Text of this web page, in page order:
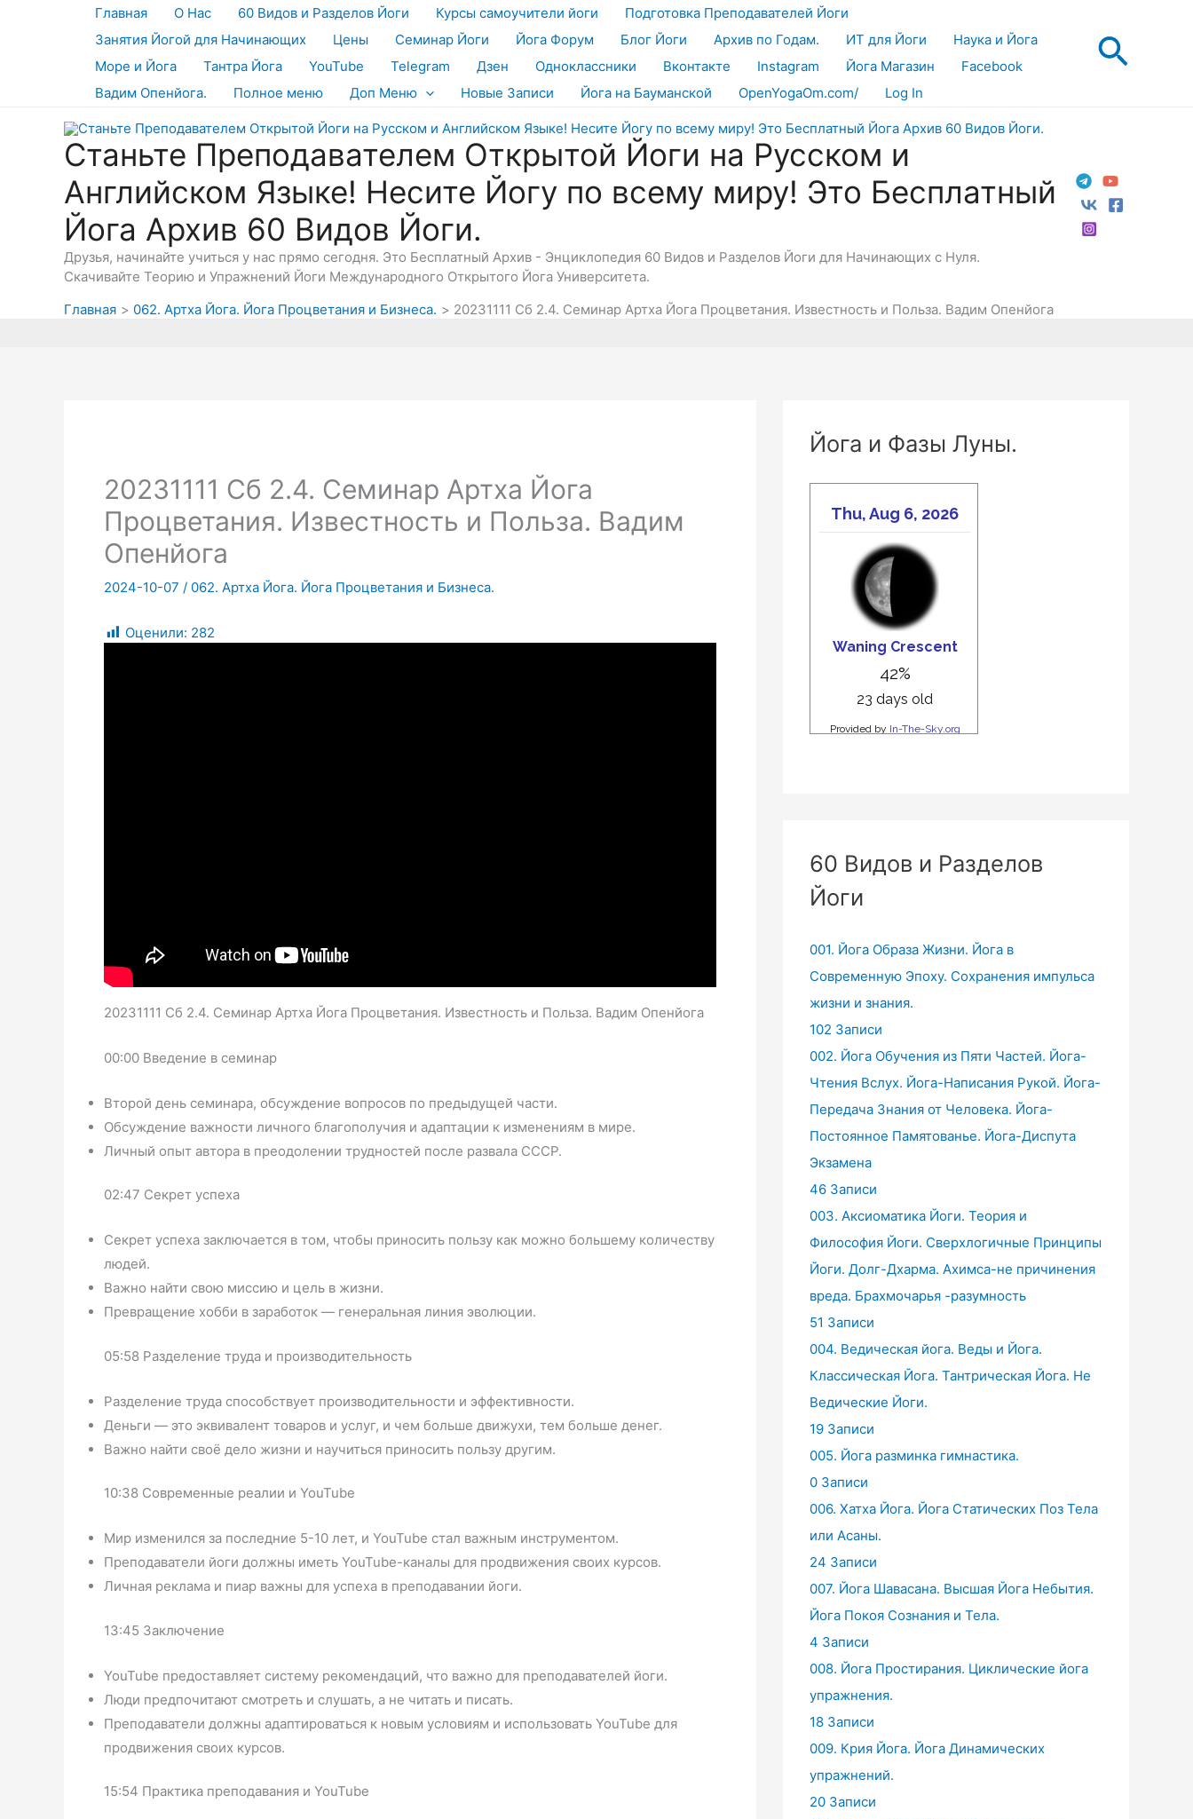
Главная О Нас 60 Видов и Разделов Йоги Курсы самоучители йоги
Подготовка Преподавателей Йоги
Занятия Йогой для Начинающих
Цены Семинар Йоги Йога Форум Блог Йоги Архив по Годам. ИТ для Йоги
Наука и Йога
Море и Йога
Тантра Йога YouTube Telegram Дзен Одноклассники Вконтакте Instagram Йога Магазин
Facebook
Вадим Опенйога.
Полное меню Доп Меню Новые Записи Йога на Бауманской OpenYogaOm.com/ Log In
Станьте Преподавателем Открытой Йоги на Русском и
Английском Языке! Несите Йогу по всему миру! Это Бесплатный
Йога Архив 60 Видов Йоги.
Друзья, начинайте учиться у нас прямо сегодня. Это Бесплатный Архив - Энциклопедия 60 Видов и Разделов Йоги для Начинающих с Нуля.
Скачивайте Теорию и Упражнений Йоги Международного Открытого Йога Университета.
Главная
062. Артха Йога. Йога Процветания и Бизнеса. 20231111 Сб 2.4. Семинар Артха Йога Процветания. Известность и Польза. Вадим Опенйога
20231111 Сб 2.4. Семинар Артха Йога
Процветания. Известность и Польза. Вадим
Опенйога
2024-10-07 / 062. Артха Йога. Йога Процветания и Бизнеса.
Оценили: 282
20231111 Сб 2.4. Семинар Артха Йога Процветания. Известность и Польза. Вадим Опенйога
00:00 Введение в семинар
Второй день семинара, обсуждение вопросов по предыдущей части.
Обсуждение важности личного благополучия и адаптации к изменениям в мире.
Личный опыт автора в преодолении трудностей после развала СССР.
02:47 Секрет успеха
Секрет успеха заключается в том, чтобы приносить пользу как можно большему количеству
людей.
Важно найти свою миссию и цель в жизни.
Превращение хобби в заработок — генеральная линия эволюции.
05:58 Разделение труда и производительность
Разделение труда способствует производительности и эффективности.
Деньги — это эквивалент товаров и услуг, и чем больше движухи, тем больше денег.
Важно найти своё дело жизни и научиться приносить пользу другим.
10:38 Современные реалии и YouTube
Мир изменился за последние 5-10 лет, и YouTube стал важным инструментом.
Преподаватели йоги должны иметь YouTube-каналы для продвижения своих курсов.
Личная реклама и пиар важны для успеха в преподавании йоги.
13:45 Заключение
YouTube предоставляет систему рекомендаций, что важно для преподавателей йоги.
Люди предпочитают смотреть и слушать, а не читать и писать.
Преподаватели должны адаптироваться к новым условиям и использовать YouTube для
продвижения своих курсов.
15:54 Практика преподавания и YouTube
Йога и Фазы Луны.
60 Видов и Разделов
Йоги
001. Йога Образа Жизни. Йога в
Современную Эпоху. Сохранения импульса
жизни и знания.
102 Записи
002. Йога Обучения из Пяти Частей. Йога-
Чтения Вслух. Йога-Написания Рукой. Йога-
Передача Знания от Человека. Йога-
Постоянное Памятованье. Йога-Диспута
Экзамена
46 Записи
003. Аксиоматика Йоги. Теория и
Философия Йоги. Сверхлогичные Принципы
Йоги. Долг-Дхарма. Ахимса-не причинения
вреда. Брахмочарья -разумность
51 Записи
004. Ведическая йога. Веды и Йога.
Классическая Йога. Тантрическая Йога. Не
Ведические Йоги.
19 Записи
005. Йога разминка гимнастика.
0 Записи
006. Хатха Йога. Йога Статических Поз Тела
или Асаны.
24 Записи
007. Йога Шавасана. Высшая Йога Небытия.
Йога Покоя Сознания и Тела.
4 Записи
008. Йога Простирания. Циклические йога
упражнения.
18 Записи
009. Крия Йога. Йога Динамических
упражнений.
20 Записи